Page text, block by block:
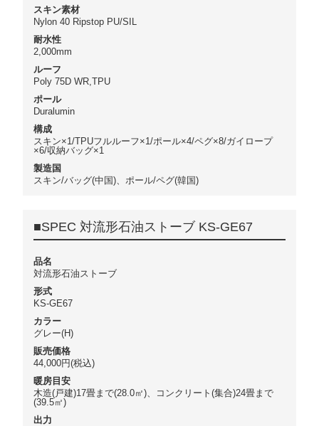
スキン素材
Nylon 40 Ripstop PU/SIL
耐水性
2,000mm
ルーフ
Poly 75D WR,TPU
ポール
Duralumin
構成
スキン×1/TPUフルルーフ×1/ポール×4/ペグ×8/ガイロープ
×6/収納バッグ×1
製造国
スキン/バッグ(中国)、ポール/ペグ(韓国)
■SPEC 対流形石油ストーブ KS-GE67
品名
対流形石油ストーブ
形式
KS-GE67
カラー
グレー(H)
販売価格
44,000円(税込)
暖房目安
木造(戸建)17畳まで(28.0㎡)、コンクリート(集合)24畳まで
(39.5㎡)
出力